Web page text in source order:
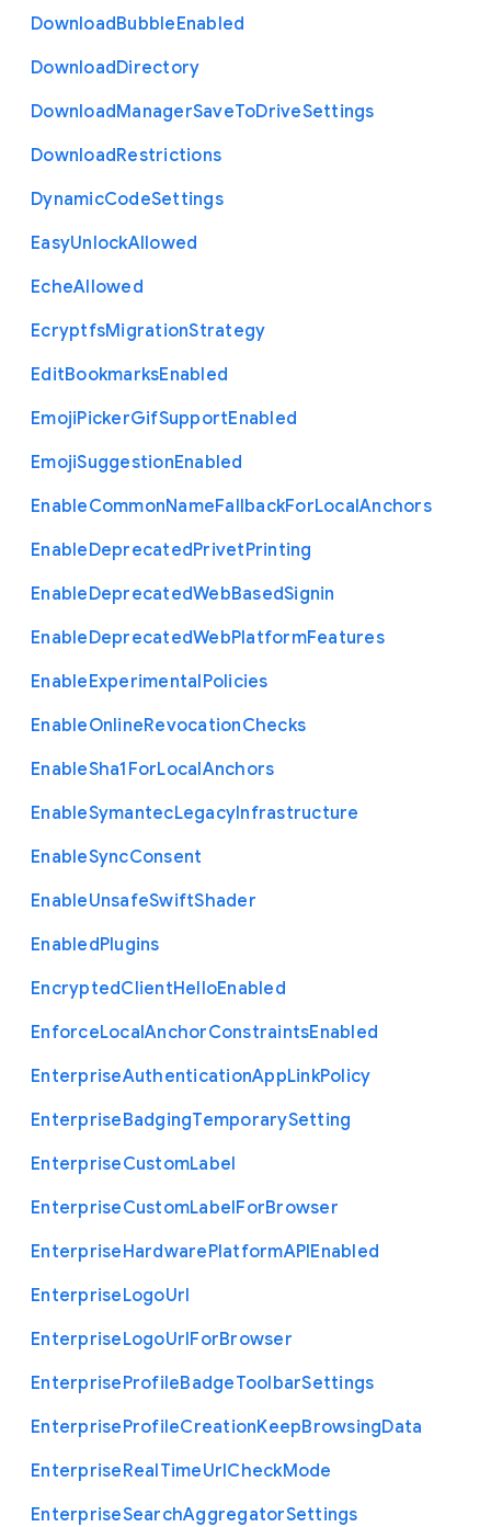
DownloadBubbleEnabled
DownloadDirectory
DownloadManagerSaveToDriveSettings
DownloadRestrictions
DynamicCodeSettings
EasyUnlockAllowed
EcheAllowed
EcryptfsMigrationStrategy
EditBookmarksEnabled
EmojiPickerGifSupportEnabled
EmojiSuggestionEnabled
EnableCommonNameFallbackForLocalAnchors
EnableDeprecatedPrivetPrinting
EnableDeprecatedWebBasedSignin
EnableDeprecatedWebPlatformFeatures
EnableExperimentalPolicies
EnableOnlineRevocationChecks
EnableSha1 ForLocalAnchors
EnableSymantecLegacyInfrastructure
EnableSyncConsent
EnableUnsafeSwiftShader
EnabledPlugins
EncryptedClientHelloEnabled
EnforceLocalAnchorConstraintsEnabled
EnterpriseAuthenticationAppLinkPolicy
EnterpriseBadgingTemporarySetting
EnterpriseCustomLabel
EnterpriseCustomLabelForBrowser
EnterpriseHardwarePlatformAPIEnabled
EnterpriseLogoUrl
EnterpriseLogoUrlForBrowser
EnterpriseProfileBadgeToolbarSettings
EnterpriseProfileCreationKeepBrowsingData
EnterpriseRealTimeUrlCheckMode
EnterpriseSearchAggregatorSettings